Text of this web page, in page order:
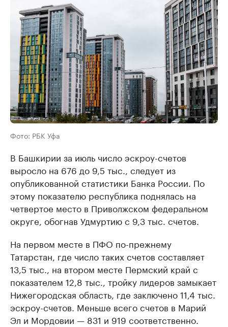
Фото: РБК Уфа
В Башкирии за июль число эскроу-счетов
выросло на 676 до 9,5 тыс., следует из
опубликованной статистики Банка России. По
этому показателю республика поднялась на
четвертое место в Приволжском федеральном
округе, обогнав Удмуртию с 9,3 тыс. счетов.
На первом месте в ПФО по-прежнему
Татарстан, где число таких счетов составляет
13,5 тыс., на втором месте Пермский край с
показателем 12,8 тыс., тройку лидеров замыкает
Нижегородская область, где заключено 11,4 тыс.
эскроу-счетов. Меньше всего счетов в Марий
Эл и Мордовии — 831 и 919 соответственно.